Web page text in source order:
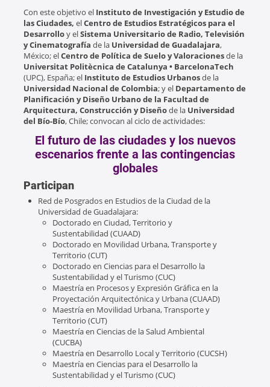
Con este objetivo el Instituto de Investigación y Estudio de
las Ciudades, elCentro de Estudios Estratégicos para el
Desarrolloy elSistema Universitario de Radio, Televisión
y Cinematografía de la Universidad de Guadalajara,
México; elCentro de Política de Suelo y Valoracionesde la
Universitat Politècnica de Catalunya • BarcelonaTech
(UPC), España; el Instituto de Estudios Urbanosde la
Universidad Nacional de Colombia; y el Departamento de
Planificación y Diseño Urbano de la Facultad de
Arquitectura, Construcción y Diseñode la Universidad
del Bío-Bío, Chile; convocan al ciclo de actividades:
El futuro de las ciudades y los nuevos
escenarios frente a las contingencias
globales
Participan
Red de Posgrados en Estudios de la Ciudad de la
Universidad de Guadalajara:
Doctorado en Ciudad, Territorio y
Sustentabilidad (CUAAD)
Doctorado en Movilidad Urbana, Transporte y
Territorio (CUT)
Doctorado en Ciencias para el Desarrollo la
Sustentabilidad y el Turismo (CUC)
Maestría en Procesos y Expresión Gráfica en la
Proyectación Arquitectónica y Urbana (CUAAD)
Maestría en Movilidad Urbana, Transporte y
Territorio (CUT)
Maestría en Ciencias de la Salud Ambiental
(CUCBA)
Maestría en Desarrollo Local y Territorio (CUCSH)
Maestría en Ciencias para el Desarrollo la
Sustentabilidad y el Turismo (CUC)